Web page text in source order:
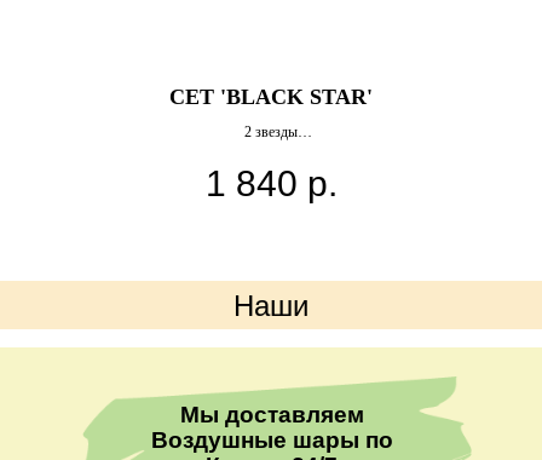
СЕТ 'BLACK STAR'
2 звезды
-2 шара с конфетти
1 840 р.
Наши
преимущества
Мы доставляем
Воздушные шары по